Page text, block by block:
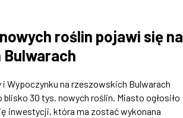
roślin pojawi się na
i Wypoczynku na rzeszowskich Bulwarach
30 tys. nowych roślin. Miasto ogłosiło
inwestycji, która ma zostać wykonana